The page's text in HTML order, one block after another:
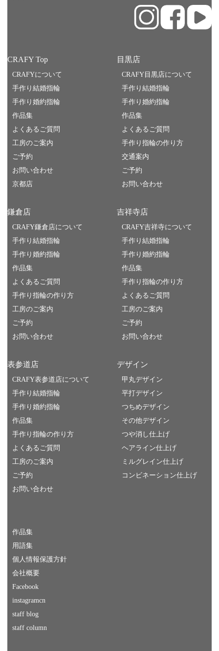
CRAFY Top
CRAFYについて
手作り結婚指輪
手作り婚約指輪
作品集
よくあるご質問
工房のご案内
ご予約
お問い合わせ
京都店
目黒店
CRAFY目黒店について
手作り結婚指輪
手作り婚約指輪
作品集
よくあるご質問
手作り指輪の作り方
交通案内
ご予約
お問い合わせ
鎌倉店
CRAFY鎌倉店について
手作り結婚指輪
手作り婚約指輪
作品集
よくあるご質問
手作り指輪の作り方
工房のご案内
ご予約
お問い合わせ
吉祥寺店
CRAFY吉祥寺について
手作り結婚指輪
手作り婚約指輪
作品集
手作り指輪の作り方
よくあるご質問
工房のご案内
ご予約
お問い合わせ
表参道店
CRAFY表参道店について
手作り結婚指輪
手作り婚約指輪
作品集
手作り指輪の作り方
よくあるご質問
工房のご案内
ご予約
お問い合わせ
デザイン
甲丸デザイン
平打デザイン
つちめデザイン
その他デザイン
つや消し仕上げ
ヘアライン仕上げ
ミルグレイン仕上げ
コンビネーション仕上げ
作品集
用語集
個人情報保護方針
会社概要
Facebook
instagramcn
staff blog
staff column